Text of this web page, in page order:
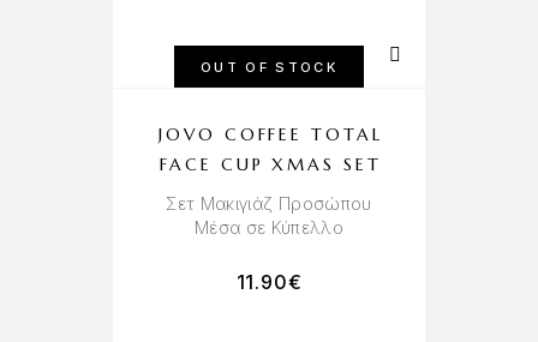
OUT OF STOCK
JOVO COFFEE TOTAL
FACE CUP XMAS SET
Σετ Μακιγιάζ Προσώπου
Μέσα σε Κύπελλο
11.90€